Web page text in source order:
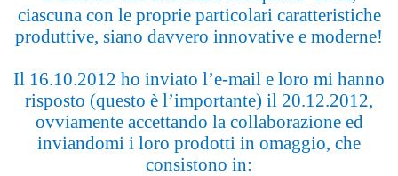
ciascuna con le proprie particolari caratteristiche
produttive, siano davvero innovative e moderne!
Il 16.10.2012 ho inviato l’e-mail e loro mi hanno
risposto (questo è l’importante) il 20.12.2012,
ovviamente accettando la collaborazione ed
inviandomi i loro prodotti in omaggio, che
consistono in: